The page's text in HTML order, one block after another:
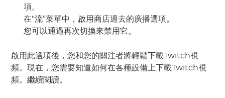
項。
在“流”菜單中，啟用商店過去的廣播選項。
您可以通過再次切換來禁用它。
啟用此選項後，您和您的關注者將輕鬆下載Twitch視
頻。現在，您需要知道如何在各種設備上下載Twitch視
頻。繼續閱讀。